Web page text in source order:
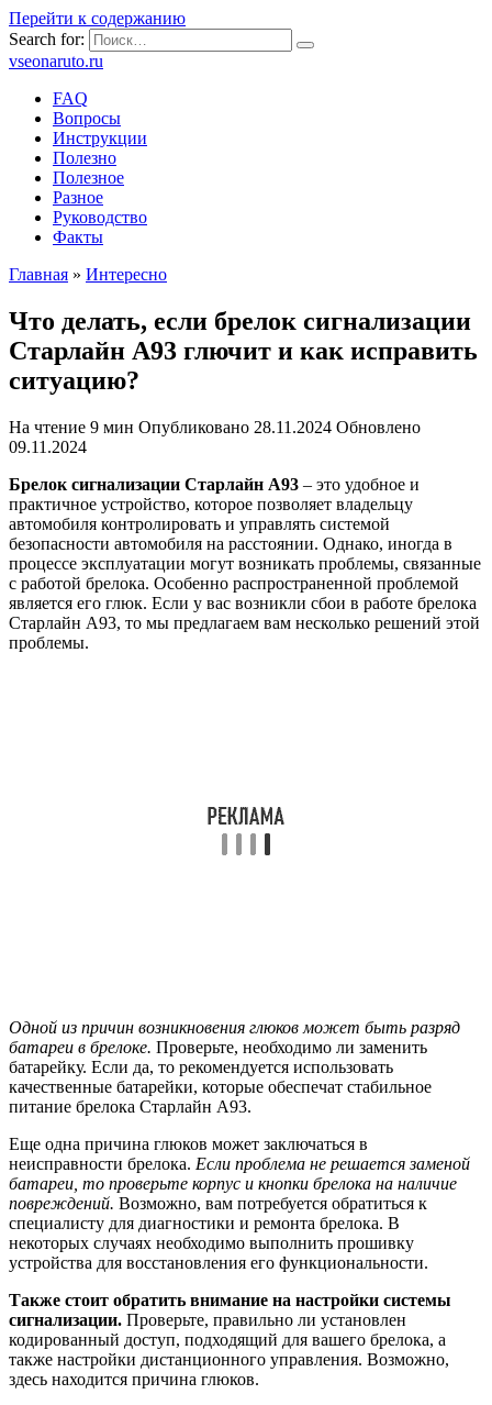
Перейти к содержанию
Search for:
vseonaruto.ru
FAQ
Вопросы
Инструкции
Полезно
Полезное
Разное
Руководство
Факты
Главная » Интересно
Что делать, если брелок сигнализации
Старлайн А93 глючит и как исправить
ситуацию?
На чтение 9 мин Опубликовано 28.11.2024 Обновлено
09.11.2024
Брелок сигнализации Старлайн А93 – это удобное и
практичное устройство, которое позволяет владельцу
автомобиля контролировать и управлять системой
безопасности автомобиля на расстоянии. Однако, иногда в
процессе эксплуатации могут возникать проблемы, связанные
с работой брелока. Особенно распространенной проблемой
является его глюк. Если у вас возникли сбои в работе брелока
Старлайн А93, то мы предлагаем вам несколько решений этой
проблемы.
Одной из причин возникновения глюков может быть разряд
батареи в брелоке. Проверьте, необходимо ли заменить
батарейку. Если да, то рекомендуется использовать
качественные батарейки, которые обеспечат стабильное
питание брелока Старлайн А93.
Еще одна причина глюков может заключаться в
неисправности брелока. Если проблема не решается заменой
батареи, то проверьте корпус и кнопки брелока на наличие
повреждений. Возможно, вам потребуется обратиться к
специалисту для диагностики и ремонта брелока. В
некоторых случаях необходимо выполнить прошивку
устройства для восстановления его функциональности.
Также стоит обратить внимание на настройки системы
сигнализации. Проверьте, правильно ли установлен
кодированный доступ, подходящий для вашего брелока, а
также настройки дистанционного управления. Возможно,
здесь находится причина глюков.